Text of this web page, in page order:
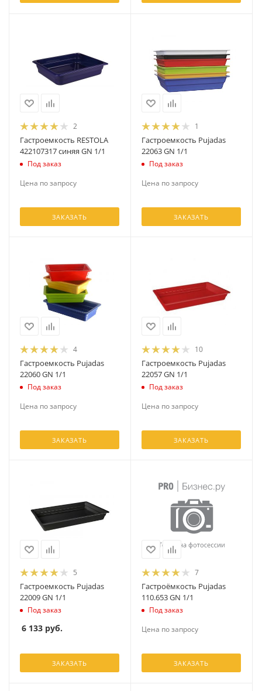
2
Гастроемкость RESTOLA
422107317 синяя GN 1/1
Под заказ
Цена по запросу
ЗАКАЗАТЬ
1
Гастроемкость Pujadas
22063 GN 1/1
Под заказ
Цена по запросу
ЗАКАЗАТЬ
4
Гастроемкость Pujadas
22060 GN 1/1
Под заказ
Цена по запросу
ЗАКАЗАТЬ
10
Гастроемкость Pujadas
22057 GN 1/1
Под заказ
Цена по запросу
ЗАКАЗАТЬ
5
Гастроемкость Pujadas
22009 GN 1/1
Под заказ
6 133 руб.
ЗАКАЗАТЬ
7
Гастроёмкость Pujadas
110.653 GN 1/1
Под заказ
Цена по запросу
ЗАКАЗАТЬ